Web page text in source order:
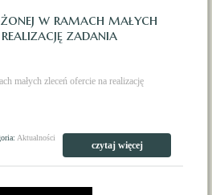
w ramach małych
zadania
małych zleceń ofercie na realizację
czytaj więcej
Aktualności